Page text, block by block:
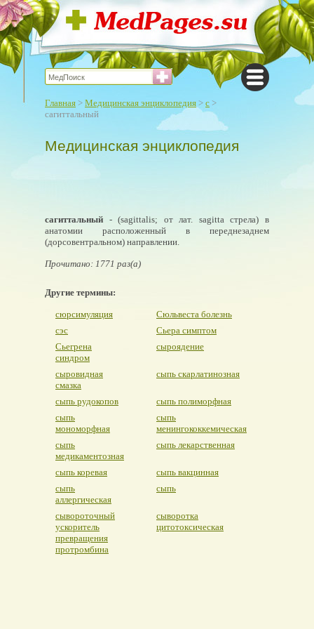
Главная > Медицинская энциклопедия > с >
сагиттальный
Медицинская энциклопедия
сагиттальный - (sagittalis; от лат. sagitta стрела) в
анатомии расположенный в переднезаднем
(дорсовентральном) направлении.
Прочитано: 1771 раз(а)
Другие термины:
сюрсимуляция
Сюльвеста болезнь
сэс
Сьера симптом
Сьегрена
синдром
сыроядение
сыровидная
смазка
сыпь скарлатинозная
сыпь рудокопов
сыпь полиморфная
сыпь
мономорфная
сыпь
менингококкемическая
сыпь
медикаментозная
сыпь лекарственная
сыпь коревая
сыпь вакцинная
сыпь
аллергическая
сыпь
сывороточный
ускоритель
превращения
протромбина
сыворотка
цитотоксическая